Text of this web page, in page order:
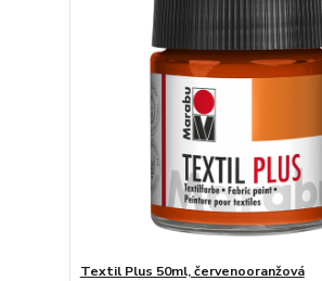
Textil Plus 50ml, červenooranžová